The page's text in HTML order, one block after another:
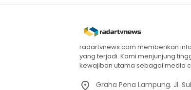
radartvnews.com memberikan
yang terjadi. Kami menjunjung
kewajiban utama sebagai media
Graha Pena Lampung. Jl.